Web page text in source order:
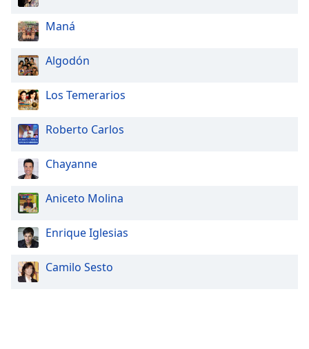
Maná
Algodón
Los Temerarios
Roberto Carlos
Chayanne
Aniceto Molina
Enrique Iglesias
Camilo Sesto